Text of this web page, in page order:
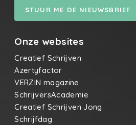
STUUR ME DE NIEUWSBRIEF
Onze websites
Creatief Schrijven
Azertyfactor
VERZIN magazine
SchrijversAcademie
Creatief Schrijven Jong
Schrijfdag